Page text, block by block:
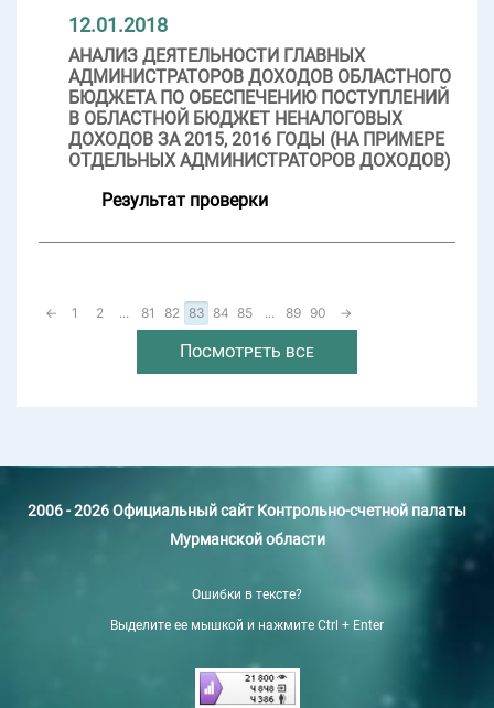
12.01.2018
АНАЛИЗ ДЕЯТЕЛЬНОСТИ ГЛАВНЫХ
АДМИНИСТРАТОРОВ ДОХОДОВ ОБЛАСТНОГО
БЮДЖЕТА ПО ОБЕСПЕЧЕНИЮ ПОСТУПЛЕНИЙ
В ОБЛАСТНОЙ БЮДЖЕТ НЕНАЛОГОВЫХ
ДОХОДОВ ЗА 2015, 2016 ГОДЫ (НА ПРИМЕРЕ
ОТДЕЛЬНЫХ АДМИНИСТРАТОРОВ ДОХОДОВ)
Результат проверки
← 1 2 ... 81 82 83 84 85 ... 89 90 →
Посмотреть все
2006 - 2026 Официальный сайт Контрольно-счетной палаты
Мурманской области
Ошибки в тексте?
Выделите ее мышкой и нажмите Ctrl + Enter